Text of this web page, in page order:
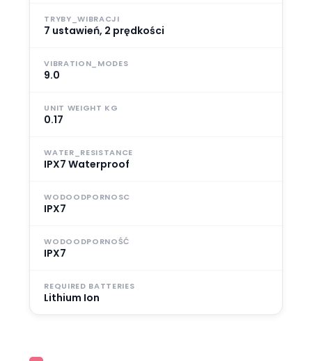
TRYBY_WIBRACJI
7 ustawień, 2 prędkości
VIBRATION_MODES
9.0
UNIT WEIGHT KG
0.17
WATER_RESISTANCE
IPX7 Waterproof
WODOODPORNOSC
IPX7
WODOODPORNOŚĆ
IPX7
REQUIRED BATTERIES
Lithium Ion